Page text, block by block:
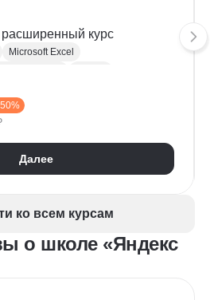
курс
Microsoft Excel
Далее
ко всем курсам
о школе «Яндекс